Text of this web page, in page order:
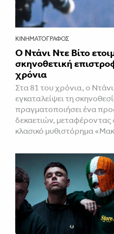
ΚΙΝΗΜΑΤΟΓΡΆΦΟΣ
Ο Ντάνι Ντε Βίτο
σκηνοθετική
χρόνια
Στα 81 του χρόνια, ο Ντάνι
εγκαταλείψει τη
πραγματοποιήσει ένα
δεκαετιών, μεταφέροντας
κλασικό μυθιστόρημα